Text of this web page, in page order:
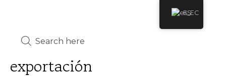
exportación
ES